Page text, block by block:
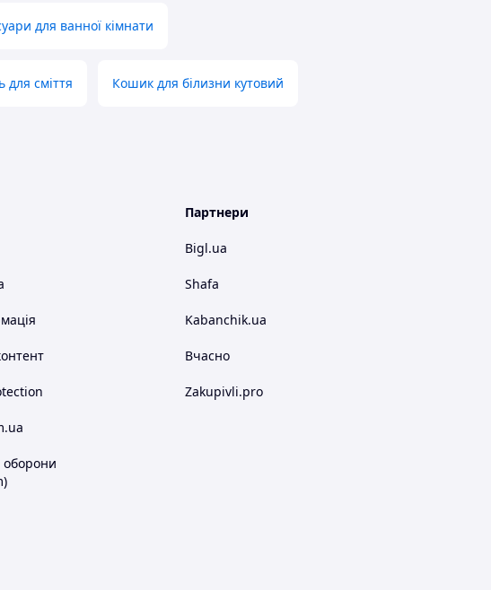
для ванної кімнати
для сміття Кошик для білизни кутовий
Партнери
Bigl.ua
Shafa
Kabanchik.ua
Вчасно
Zakupivli.pro